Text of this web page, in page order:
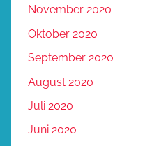
November 2020
Oktober 2020
September 2020
August 2020
Juli 2020
Juni 2020